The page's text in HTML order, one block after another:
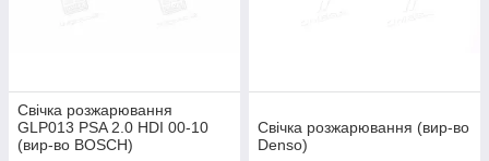
Свічка розжарювання
GLP013 PSA 2.0 HDI 00-10
(вир-во BOSCH)
Свічка розжарювання (вир-во
Denso)